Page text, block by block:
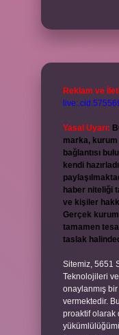
Reklam ve
Yasal Uyarı:
marka,
bağlantısı
kendi
haber niteliği
ve kişiler
Gerçek
tamamen
taslak
Sitemiz, 5651
Teknolojileri
onaylanmış
vermektedir.
proaktif olarak